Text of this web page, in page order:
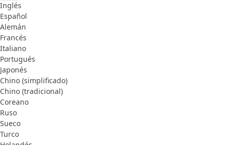
Inglés
Español
Alemán
Francés
Italiano
Portugués
Japonés
Chino (simplificado)
Chino (tradicional)
Coreano
Ruso
Sueco
Turco